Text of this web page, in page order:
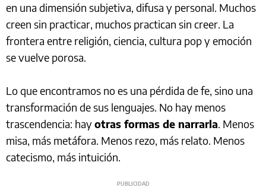
en una dimensión subjetiva, difusa y personal. Muchos
creen sin practicar, muchos practican sin creer. La
frontera entre religión, ciencia, cultura pop y emoción
se vuelve porosa.
Lo que encontramos no es una pérdida de fe, sino una
transformación de sus lenguajes. No hay menos
trascendencia: hayotras formas de narrarla. Menos
misa, más metáfora. Menos rezo, más relato. Menos
catecismo, más intuición.